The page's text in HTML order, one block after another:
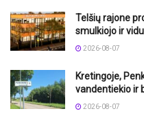
Telšių rajone
smulkiojo ir
2026-08-07
Kretingoje,
vandentiekio ir
2026-08-07